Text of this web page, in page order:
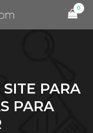
0
PARA
PARA